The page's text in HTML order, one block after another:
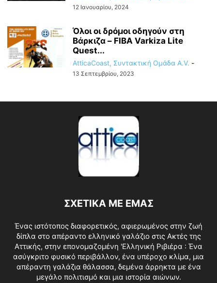
12 Ιανουαρίου, 2024
Όλοι οι δρόμοι οδηγούν στη
Βάρκιζα – FIBA Varkiza Lite
Quest...
AtticaCoast, Συντακτική Ομάδα A.V. -
13 Σεπτεμβρίου, 2023
ΣΧΕΤΙΚΑ ΜΕ ΕΜΑΣ
Ένας ιστότοπος διαφορετικός, αφιερωμένος στην ζωή
δίπλα στο απέραντο ελληνικό γαλάζιο στις Ακτές της
Αττικής, στην επονομαζομένη 'Ελληνική Ριβιέρα : Ένα
ασύγκριτο φυσικό περιβάλλον, ένα υπέροχο κλίμα, μια
απέραντη γαλάζια θάλασσα, δεμένα άρρηκτα με ένα
μεγάλο πολιτισμό και μια ιστορία αιώνων.